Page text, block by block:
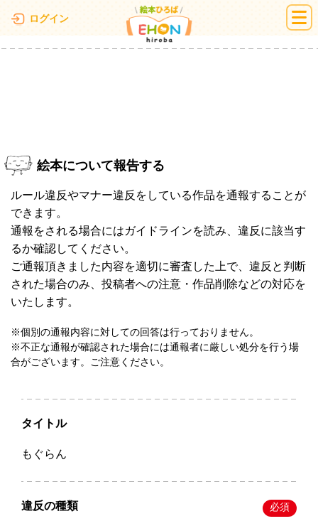
ログイン 絵本ひろば
絵本について報告する
ルール違反やマナー違反をしている作品を通報することが
できます。
通報をされる場合にはガイドラインを読み、違反に該当す
るか確認してください。
ご通報頂きました内容を適切に審査した上で、違反と判断
された場合のみ、投稿者への注意・作品削除などの対応を
いたします。
※個別の通報内容に対しての回答は行っておりません。
※不正な通報が確認された場合には通報者に厳しい処分を行う場
合がございます。ご注意ください。
タイトル
もぐらん
違反の種類 必須